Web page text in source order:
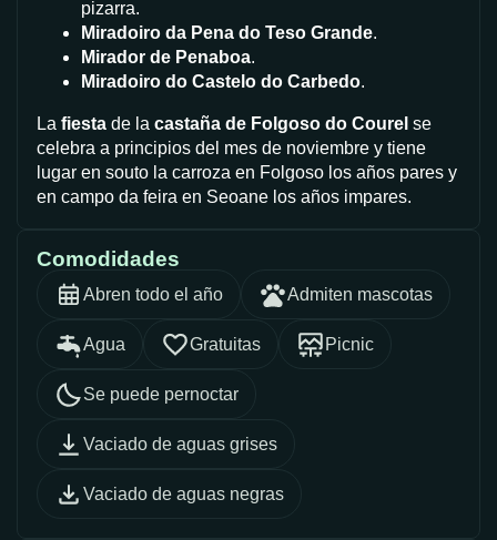
pizarra.
Miradoiro da Pena do Teso Grande.
Mirador de Penaboa.
Miradoiro do Castelo do Carbedo.
La fiesta de la castaña de Folgoso do Courel se
celebra a principios del mes de noviembre y tiene
lugar en souto la carroza en Folgoso los años pares y
en campo da feira en Seoane los años impares.
Comodidades
Abren todo el año Admiten mascotas
Agua Gratuitas Picnic
Se puede pernoctar
Vaciado de aguas grises
Vaciado de aguas negras